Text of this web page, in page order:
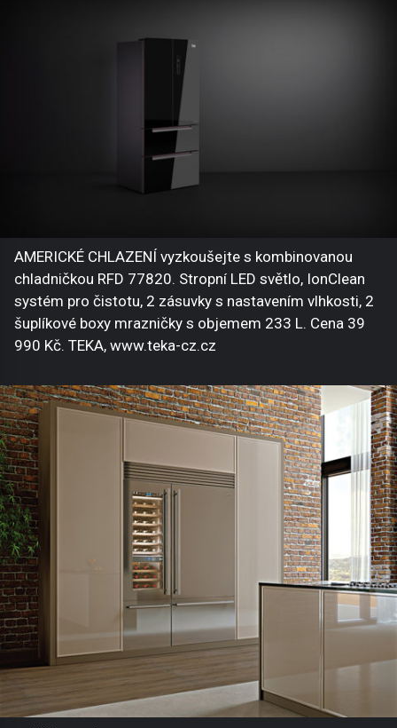
AMERICKÉ CHLAZENÍ vyzkoušejte s kombinovanou
chladničkou RFD 77820. Stropní LED světlo, IonClean
systém pro čistotu, 2 zásuvky s nastavením vlhkosti, 2
šuplíkové boxy mrazničky s objemem 233 L. Cena 39
990 Kč. TEKA, www.teka-cz.cz